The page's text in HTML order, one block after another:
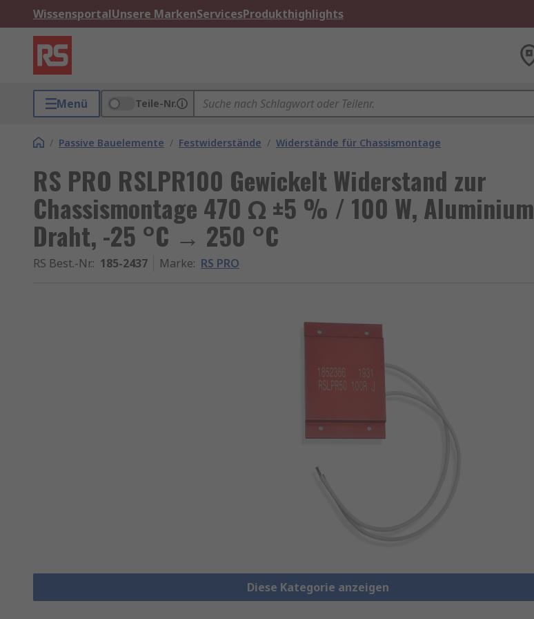
WissensportalUnsere MarkenServicesProdukthighlights
Menü Teile-Nr.
/ Passive Bauelemente / Festwiderstände / Widerstände für Chassismontage
RS PRO RSLPR100 Gewickelt Widerstand zur
Chassismontage 470 Ω ±5 % / 100 W, Aluminium
Draht, -25 °C → 250 °C
RS Best.-Nr.: 185-2437 Marke: RS PRO
Diese Kategorie anzeigen